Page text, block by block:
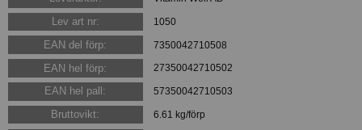
Lev art nr: 1050
EAN del förp: 7350042710508
EAN hel förp: 27350042710502
EAN hel pall: 57350042710503
Bruttovikt: 6.61 kg/förp